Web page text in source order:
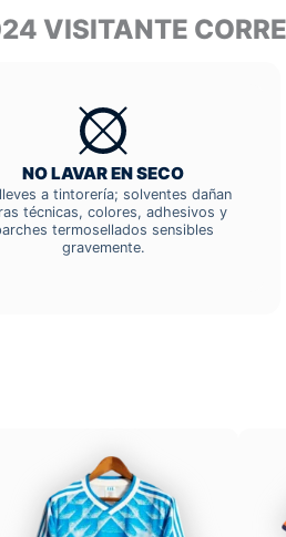
VISITANTE
NO LAVAR EN SECO
a tintorería; solventes dañan
técnicas, colores, adhesivos y
termosellados sensibles
gravemente.